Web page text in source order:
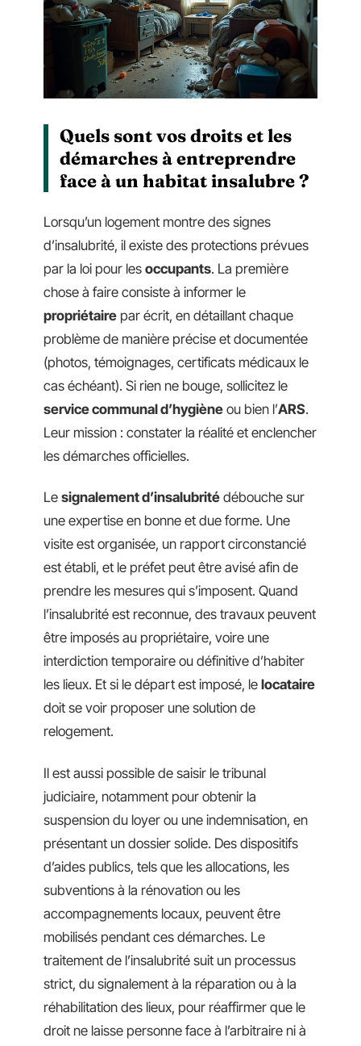
Quels sont vos droits et les
démarches à entreprendre
face à un habitat insalubre ?
Lorsqu’un logement montre des signes
d’insalubrité, il existe des protections prévues
par la loi pour les occupants. La première
chose à faire consiste à informer le
propriétaire par écrit, en détaillant chaque
problème de manière précise et documentée
(photos, témoignages, certificats médicaux le
cas échéant). Si rien ne bouge, sollicitez le
service communal d’hygiène ou bien l’ARS.
Leur mission : constater la réalité et enclencher
les démarches officielles.
Le signalement d’insalubrité débouche sur
une expertise en bonne et due forme. Une
visite est organisée, un rapport circonstancié
est établi, et le préfet peut être avisé afin de
prendre les mesures qui s’imposent. Quand
l’insalubrité est reconnue, des travaux peuvent
être imposés au propriétaire, voire une
interdiction temporaire ou définitive d’habiter
les lieux. Et si le départ est imposé, le locataire
doit se voir proposer une solution de
relogement.
Il est aussi possible de saisir le tribunal
judiciaire, notamment pour obtenir la
suspension du loyer ou une indemnisation, en
présentant un dossier solide. Des dispositifs
d’aides publics, tels que les allocations, les
subventions à la rénovation ou les
accompagnements locaux, peuvent être
mobilisés pendant ces démarches. Le
traitement de l’insalubrité suit un processus
strict, du signalement à la réparation ou à la
réhabilitation des lieux, pour réaffirmer que le
droit ne laisse personne face à l’arbitraire ni à